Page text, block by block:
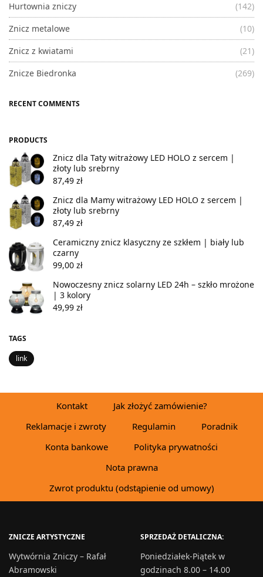
Hurtownia zniczy
(142)
Znicz metalowe
(10)
Znicz z kwiatami
(21)
Znicze Biedronka
(269)
RECENT COMMENTS
PRODUCTS
Znicz dla Taty witrażowy LED HOLO z sercem |
złoty lub srebrny
87,49 zł
Znicz dla Mamy witrażowy LED HOLO z sercem |
złoty lub srebrny
87,49 zł
Ceramiczny znicz klasyczny ze szkłem | biały lub
czarny
99,00 zł
Nowoczesny znicz solarny LED 24h – szkło mrożone
| 3 kolory
49,99 zł
TAGS
link
Kontakt
Jak złożyć zamówienie?
Reklamacje i zwroty
Regulamin
Poradnik
Konta bankowe
Polityka prywatności
Nota prawna
Zwrot produktu (odstąpienie od umowy)
ZNICZE ARTYSTYCZNE
Wytwórnia Zniczy – Rafał
Abramowski
SPRZEDAŻ DETALICZNA:
Poniedziałek-Piątek w
godzinach 8.00 – 14.00